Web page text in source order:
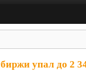
упал до 2